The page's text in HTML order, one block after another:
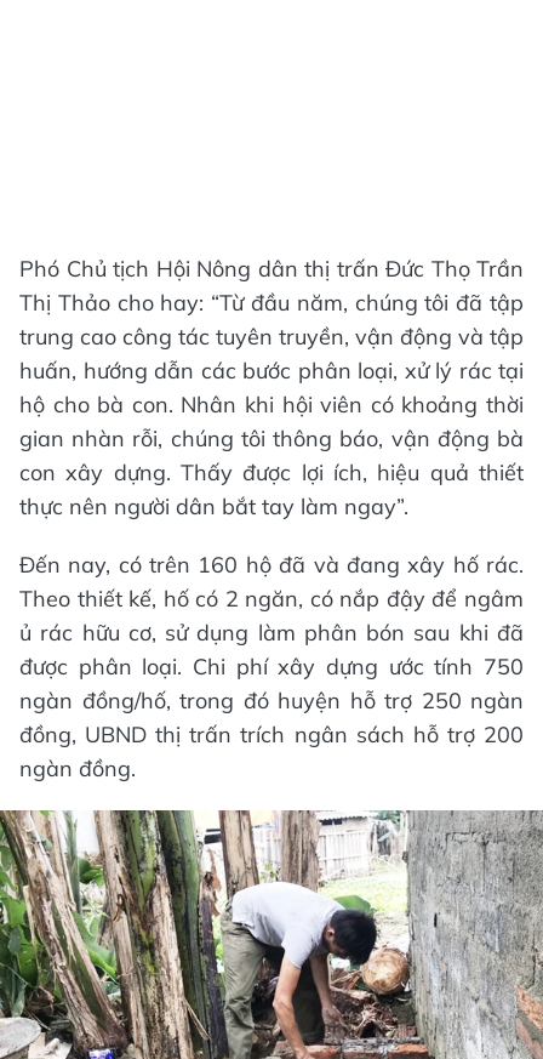
Phó Chủ tịch Hội Nông dân thị trấn Đức Thọ Trần
Thị Thảo cho hay: “Từ đầu năm, chúng tôi đã tập
trung cao công tác tuyên truyền, vận động và tập
huấn, hướng dẫn các bước phân loại, xử lý rác tại
hộ cho bà con. Nhân khi hội viên có khoảng thời
gian nhàn rỗi, chúng tôi thông báo, vận động bà
con xây dựng. Thấy được lợi ích, hiệu quả thiết
thực nên người dân bắt tay làm ngay”.
Đến nay, có trên 160 hộ đã và đang xây hố rác.
Theo thiết kế, hố có 2 ngăn, có nắp đậy để ngâm
ủ rác hữu cơ, sử dụng làm phân bón sau khi đã
được phân loại. Chi phí xây dựng ước tính 750
ngàn đồng/hố, trong đó huyện hỗ trợ 250 ngàn
đồng, UBND thị trấn trích ngân sách hỗ trợ 200
ngàn đồng.